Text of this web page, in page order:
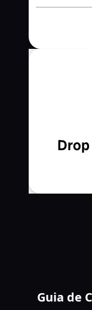
Guia de